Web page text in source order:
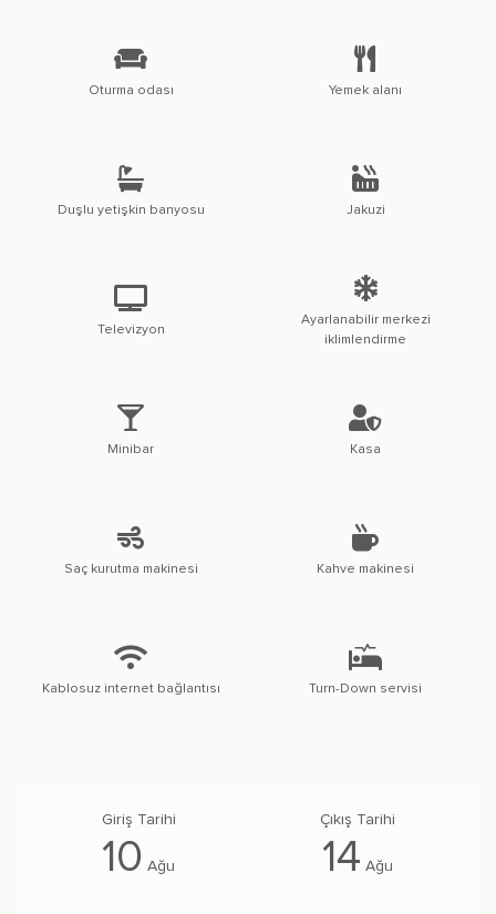
Oturma odası Yemek alanı
Duşlu yetişkin banyosu Jakuzi
Televizyon
Ayarlanabilir merkezi
iklimlendirme
Minibar Kasa
Saç kurutma makinesi Kahve makinesi
Kablosuz internet bağlantısı Turn-Down servisi
10 Ağu 14 Ağu